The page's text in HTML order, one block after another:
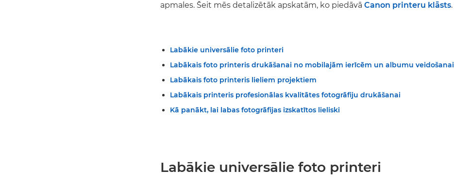
apmales. Šeit mēs detalizētāk apskatām, ko piedāvā Canon printeru klāsts.
Labākie universālie foto printeri
Labākais foto printeris drukāšanai no mobilajām ierīcēm un albumu veidošanai
Labākais foto printeris lieliem projektiem
Labākais printeris profesionālas kvalitātes fotogrāfiju drukāšanai
Kā panākt, lai labas fotogrāfijas izskatītos lieliski
Labākie universālie foto printeri